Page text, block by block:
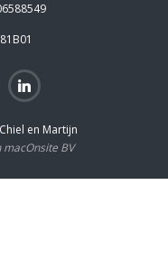
Chiel en Martijn
BV